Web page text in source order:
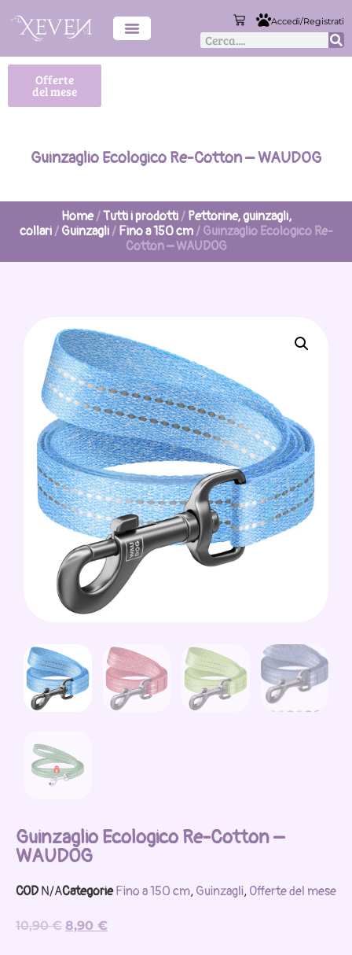
Accedi/Registrati
Offerte
del mese
Guinzaglio Ecologico Re-Cotton – WAUDOG
Home/Tutti i prodotti/ Pettorine, guinzagli,
collari/ Guinzagli/ Fino a 150 cm/ Guinzaglio Ecologico Re-
Cotton – WAUDOG
Guinzaglio Ecologico Re-Cotton –
WAUDOG
COD N/ACategorie Fino a 150 cm, Guinzagli, Offerte del mese
10,90€ 8,90 €